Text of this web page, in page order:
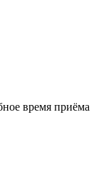
время приёма